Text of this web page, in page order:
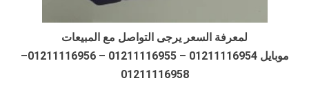
لمعرفة السعر يرجى التواصل مع المبيعات
موبايل 01211116954 – 01211116955 – 01211116956–
01211116958